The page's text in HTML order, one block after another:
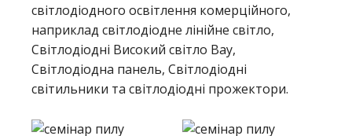
світлодіодного освітлення комерційного,
наприклад світлодіодне лінійне світло,
Світлодіодні Високий світло Bay,
Світлодіодна панель, Світлодіодні
світильники та світлодіодні прожектори.